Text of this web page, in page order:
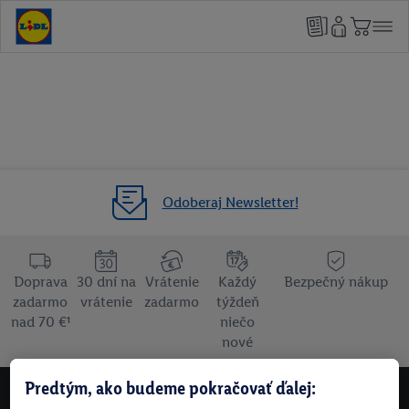
Odoberaj Newsletter!
Doprava
zadarmo
nad 70 €¹
30 dní na
vrátenie
Vrátenie
zadarmo
Každý
týždeň
niečo
nové
Bezpečný nákup
Predtým, ako budeme pokračovať ďalej: